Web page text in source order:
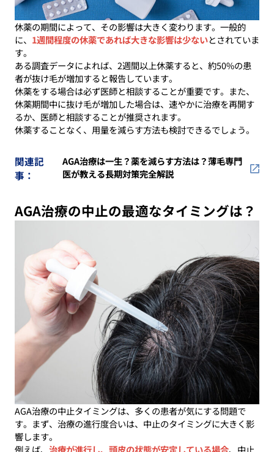
休薬の期間によって、その影響は大きく変わります。一般的
に、 1週間程度の休薬であれば大きな影響は少ないとされていま
す。
ある調査データによれば、2週間以上休薬すると、約50%の患
者が抜け毛が増加すると報告しています。
休薬をする場合は必ず医師と相談することが重要です。また、
休薬期間中に抜け毛が増加した場合は、速やかに治療を再開す
るか、医師と相談することが推奨されます。
休薬することなく、用量を減らす方法も検討できるでしょう。
関連記
事：
AGA治療は一生？薬を減らす方法は？薄毛専門
医が教える長期対策完全解説
AGA治療の中止の最適なタイミングは？
AGA治療の中止タイミングは、多くの患者が気にする問題で
す。まず、治療の進行度合いは、中止のタイミングに大きく影
響します。
例えば、 治療が進行し、頭皮の状態が安定している場合、中止